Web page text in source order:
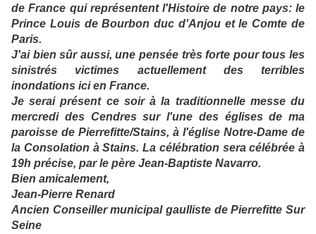
de France qui représentent l'Histoire de notre pays: le
Prince Louis de Bourbon duc d'Anjou et le Comte de
Paris.
J'ai bien sûr aussi, une pensée très forte pour tous les
sinistrés victimes actuellement des terribles
inondations ici en France.
Je serai présent ce soir à la traditionnelle messe du
mercredi des Cendres sur l'une des églises de ma
paroisse de Pierrefitte/Stains, à l'église Notre-Dame de
la Consolation à Stains. La célébration sera célébrée à
19h précise, par le père Jean-Baptiste Navarro.
Bien amicalement,
Jean-Pierre Renard
Ancien Conseiller municipal gaulliste de Pierrefitte Sur
Seine